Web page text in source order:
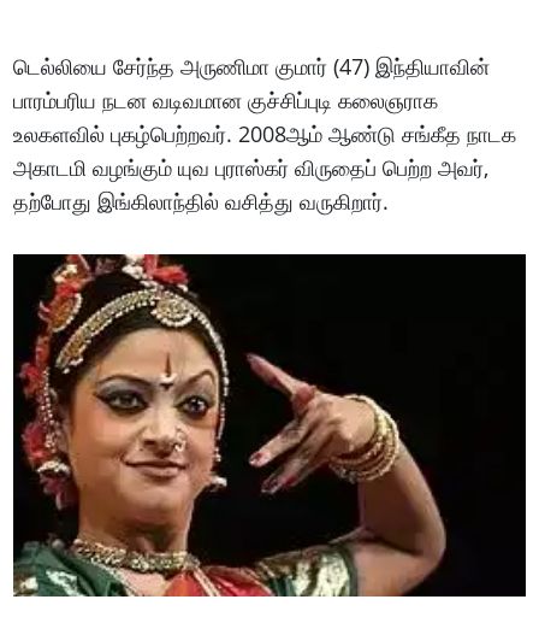
டெல்லியை சேர்ந்த அருணிமா குமார் (47) இந்தியாவின்
பாரம்பரிய நடன வடிவமான குச்சிப்புடி கலைஞராக
உலகளவில் புகழ்பெற்றவர். 2008ஆம் ஆண்டு சங்கீத நாடக
அகாடமி வழங்கும் யுவ புராஸ்கர் விருதைப் பெற்ற அவர்,
தற்போது இங்கிலாந்தில் வசித்து வருகிறார்.